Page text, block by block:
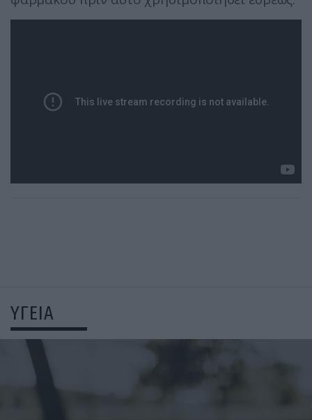
ΥΓΕΙΑ